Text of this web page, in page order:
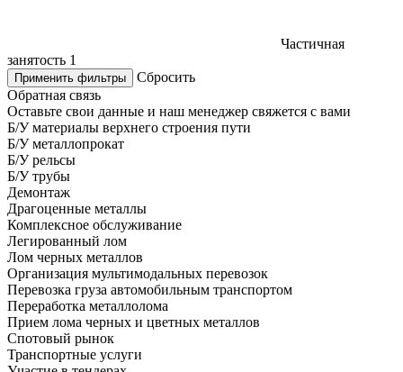
Частичная
занятость 1
Применить фильтры
Сбросить
Обратная связь
Оставьте свои данные и наш менеджер свяжется с вами
Б/У материалы верхнего строения пути
Б/У металлопрокат
Б/У рельсы
Б/У трубы
Демонтаж
Драгоценные металлы
Комплексное обслуживание
Легированный лом
Лом черных металлов
Организация мультимодальных перевозок
Перевозка груза автомобильным транспортом
Переработка металлолома
Прием лома черных и цветных металлов
Спотовый рынок
Транспортные услуги